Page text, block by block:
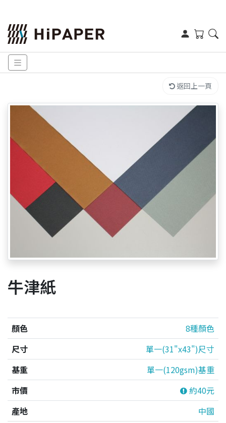
返回上一頁
牛津紙
顏色
8種顏色
尺寸
單一(31"x43")尺寸
基重
單一(120gsm)基重
市價
約40元
產地
中國